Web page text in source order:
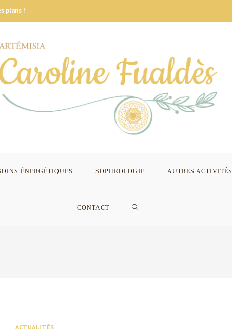
plans !
ÉNERGÉTIQUES SOPHROLOGIE AUTRES ACTIVITÉS
CONTACT
ACTUALITÉS